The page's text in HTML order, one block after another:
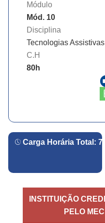
Módulo
Mód. 10
Disciplina
Tecnologias Assistivas
C.H
80h
Carga Horária Total:
INSTITUIÇÃO
PELO MEC